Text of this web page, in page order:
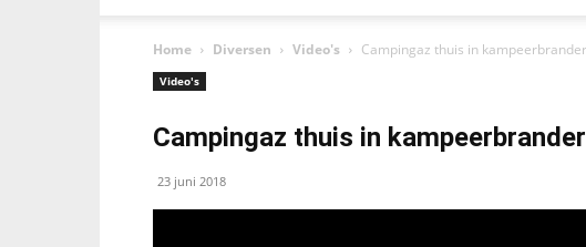
Home Diversen Video's Campingaz thuis in
Video's
Campingaz thuis in
23 juni 2018